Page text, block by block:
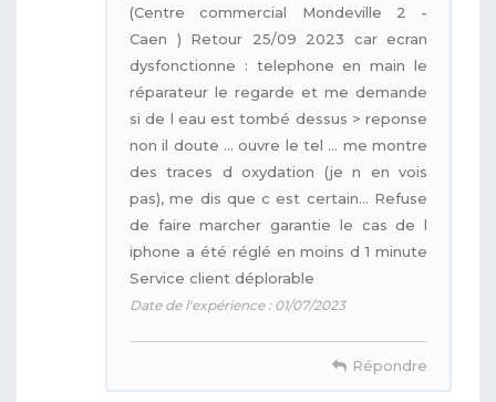
(Centre commercial Mondeville 2 -
Caen ) Retour 25/09 2023 car ecran
dysfonctionne : telephone en main le
réparateur le regarde et me demande
si de l eau est tombé dessus > reponse
non il doute ... ouvre le tel ... me montre
des traces d oxydation (je n en vois
pas), me dis que c est certain... Refuse
de faire marcher garantie le cas de l
iphone a été réglé en moins d 1 minute
Service client déplorable
Date de l'expérience : 01/07/2023
Répondre